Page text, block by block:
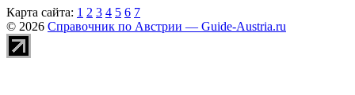
Карта сайта: 1 2 3 4 5 6 7
© 2026 Справочник по Австрии — Guide-Austria.ru